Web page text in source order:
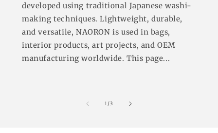
developed using traditional Japanese washi-
making techniques. Lightweight, durable,
and versatile, NAORON is used in bags,
interior products, art projects, and OEM
manufacturing worldwide. This page...
1 /の
3